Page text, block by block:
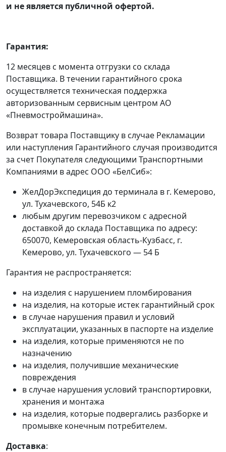
и не является публичной офертой.
Гарантия:
12 месяцев с момента отгрузки со склада
Поставщика. В течении гарантийного срока
осуществляется техническая поддержка
авторизованным сервисным центром АО
«Пневмостроймашина».
Возврат товара Поставщику в случае Рекламации
или наступления Гарантийного случая производится
за счет Покупателя следующими Транспортными
Компаниями в адрес ООО «БелСиб»:
ЖелДорЭкспедиция до терминала в г. Кемерово,
ул. Тухачевского, 54Б к2
любым другим перевозчиком с адресной
доставкой до склада Поставщика по адресу:
650070, Кемеровская область-Кузбасс, г.
Кемерово, ул. Тухачевского — 54 Б
Гарантия не распространяется:
на изделия с нарушением пломбирования
на изделия, на которые истек гарантийный срок
в случае нарушения правил и условий
эксплуатации, указанных в паспорте на изделие
на изделия, которые применяются не по
назначению
на изделия, получившие механические
повреждения
в случае нарушения условий транспортировки,
хранения и монтажа
на изделия, которые подвергались разборке и
промывке конечным потребителем.
Доставка: